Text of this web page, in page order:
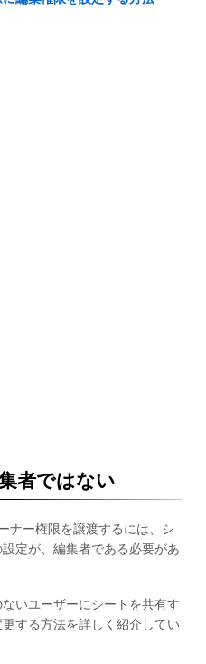
者ではない
ナー権限を譲渡するには、シ
定が、編集者である必要があ
いユーザーにシートを共有す
する方法を詳しく紹介してい